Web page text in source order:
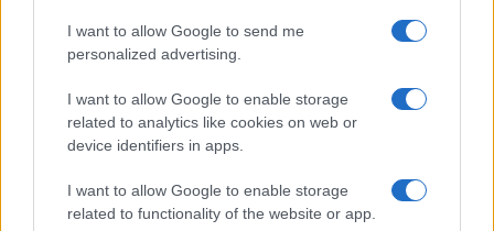
I want to allow Google to send me
personalized advertising.
I want to allow Google to enable storage
related to analytics like cookies on web or
device identifiers in apps.
I want to allow Google to enable storage
related to functionality of the website or app.
NECROLOGIE
Mario Malu
Paolo Pinna